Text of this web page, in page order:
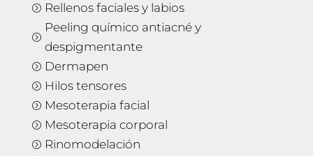
= Rellenos faciales y labios
=
Peeling químico antiacné y
despigmentante
= Dermapen
= Hilos tensores
= Mesoterapia facial
= Mesoterapia corporal
= Rinomodelación